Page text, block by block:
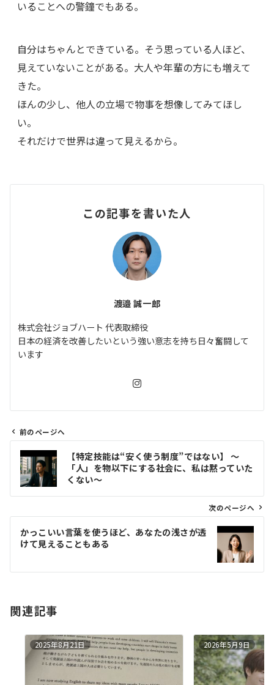
いることへの警鐘でもある。
自分はちゃんとできている。そう思っている人ほど、
見えていないことがある。大人や年輩の方にも増えて
きた。
ほんの少し、他人の立場で物事を想像してみてほし
い。
それだけで世界は違って見えるから。
この記事を書いた人
渡邉 誠一郎
株式会社ジョブハート 代表取締役
日本の経済を改善したいという強い意志を持ち日々奮闘して
います
ビ
ン
前のページへ
【特定技能は“安く使う制度”ではない】 〜
「人」を物以下にする社会に、私は黙っていた
くない〜
次のページへ
かっこいい言葉を使うほど、あなたの浅さが透
けて見えることもある
関連記事
2025年8月21日 2026年5月9日